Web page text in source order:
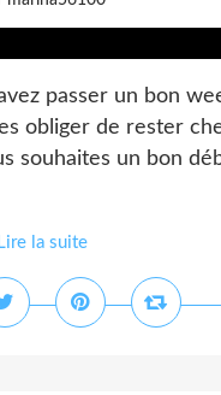
passer un bon
obliger de rester
souhaites un bon
Lire la suite